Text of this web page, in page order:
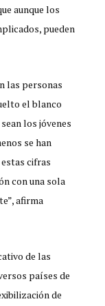
aunque los
pueden
las personas
el blanco
los jóvenes
se han
cifras
con una sola
afirma
de las
países de
de